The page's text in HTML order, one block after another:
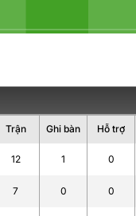
Trận Ghi bàn Hỗ trợ
12 1 0
7 0 0